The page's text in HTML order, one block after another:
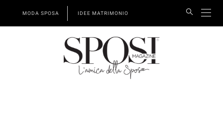
MODA SPOSA IDEE MATRIMONIO